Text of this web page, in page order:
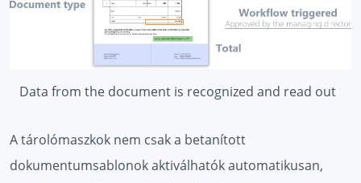
Data from the document is recognized and read out
A tárolómaszkok nem csak a betanított
dokumentumsablonok aktiválhatók automatikusan,